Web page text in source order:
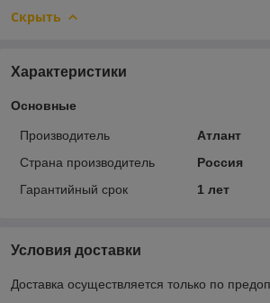
Скрыть
Характеристики
Основные
Производитель
Атлант
Страна производитель
Россия
Гарантийный срок
1 лет
Условия доставки
Доставка осуществляется только по